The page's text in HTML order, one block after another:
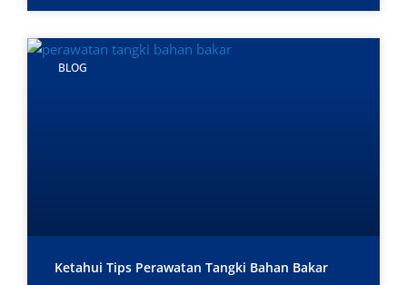
BLOG
Ketahui Tips Perawatan Tangki Bahan Bakar